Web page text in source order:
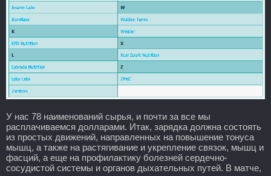
У нас 78 наименований сырья, и почти за все мы
расплачиваемся долларами. Итак, зарядка должна состоять
из простых движений, направленных на повышение тонуса
мышц, а также на растягивание и укрепление связок, мышц и
фасций, а еще на профилактику болезней сердечно-
сосудистой системы и органов дыхательных путей. В матче,